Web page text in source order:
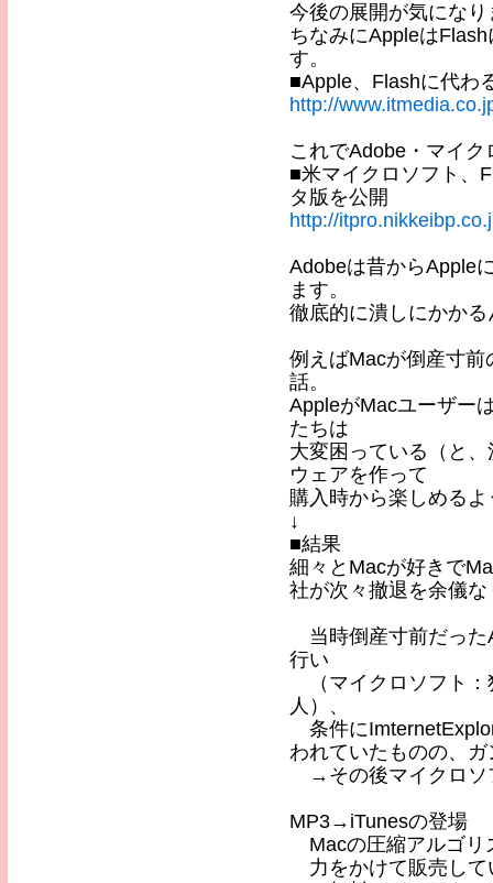
今後の展開が気にな
ちなみにAppleは
す。
■Apple、Flashに代わ
http://
これでAdobe・マイ
■米マイクロソフト、
タ版を公開
http://
Adobeは昔からApple
ます。
徹底的に潰しにかか
例えばMacが倒産寸
話。
AppleがMacユーザー
たちは
大変困っている（と
ウェアを作って
購入時から楽しめる
↓
■結果
細々とMacが好きで
社が次々撤退を余儀
当時倒産寸前だった
行い
（マイクロソフト：
人）、
条件に
われていたものの、ガ
→その後マイクロソ
MP3→iTunesの登場
Macの圧縮アルゴリ
力をかけて販売して